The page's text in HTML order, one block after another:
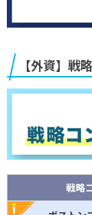
【外資】戦
戦略